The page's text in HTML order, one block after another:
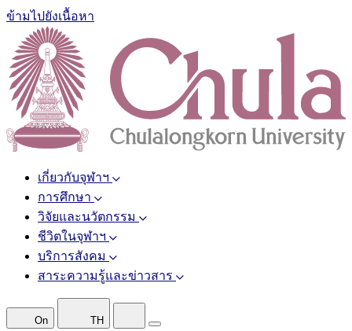
ข้ามไปยังเนื้อหา
เกี่ยวกับจุฬาฯ
การศึกษา
วิจัยและนวัตกรรม
ชีวิตในจุฬาฯ
บริการสังคม
สาระความรู้และข่าวสาร
On TH